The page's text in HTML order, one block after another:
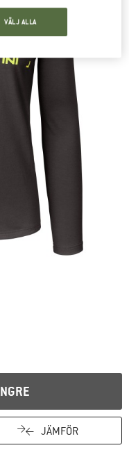
JÄMFÖR
VÄLJ ALLA